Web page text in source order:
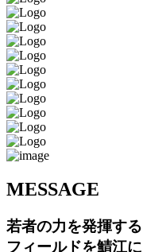
MESSAGE
若者の力を発揮する
フィールドを鯖江に